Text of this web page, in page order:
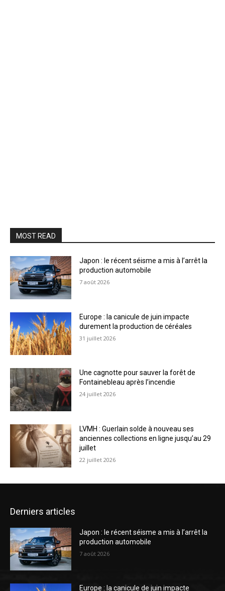
MOST READ
Japon : le récent séisme a mis à l’arrêt la
production automobile
7 août 2026
Europe : la canicule de juin impacte
durement la production de céréales
31 juillet 2026
Une cagnotte pour sauver la forêt de
Fontainebleau après l’incendie
24 juillet 2026
LVMH : Guerlain solde à nouveau ses
anciennes collections en ligne jusqu’au 29
juillet
22 juillet 2026
Derniers articles
Japon : le récent séisme a mis à l’arrêt la
production automobile
7 août 2026
Europe : la canicule de juin impacte